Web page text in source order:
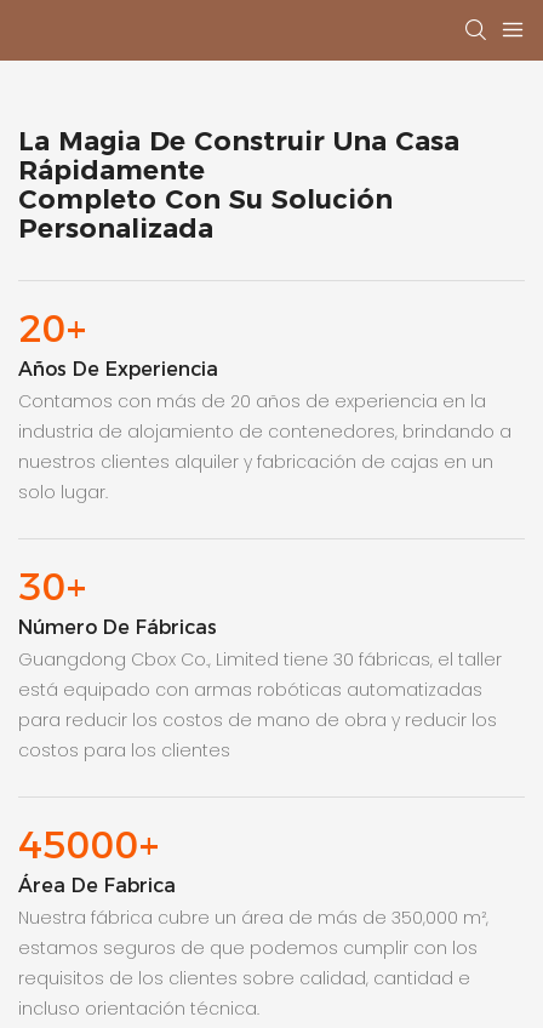
La Magia De Construir Una Casa
Rápidamente
Completo Con Su Solución
Personalizada
20+
Años De Experiencia
Contamos con más de 20 años de experiencia en la
industria de alojamiento de contenedores, brindando a
nuestros clientes alquiler y fabricación de cajas en un
solo lugar.
30+
Número De Fábricas
Guangdong Cbox Co., Limited tiene 30 fábricas, el taller
está equipado con armas robóticas automatizadas
para reducir los costos de mano de obra y reducir los
costos para los clientes
45000+
Área De Fabrica
Nuestra fábrica cubre un área de más de 350,000 m²,
estamos seguros de que podemos cumplir con los
requisitos de los clientes sobre calidad, cantidad e
incluso orientación técnica.